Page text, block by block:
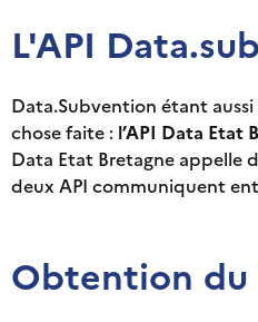
L'API
Data.Subvention étant
chose faite : l’API Data Etat
Data Etat Bretagne appelle
deux API communiquent
Obtention du